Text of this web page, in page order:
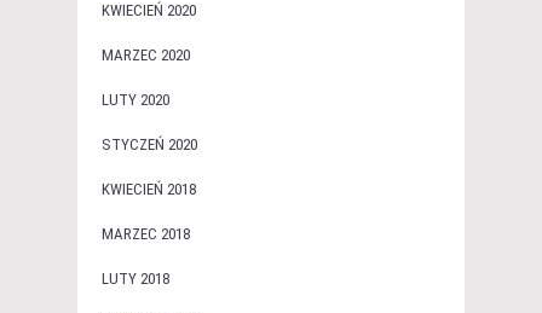
KWIECIEŃ 2020
MARZEC 2020
LUTY 2020
STYCZEŃ 2020
KWIECIEŃ 2018
MARZEC 2018
LUTY 2018